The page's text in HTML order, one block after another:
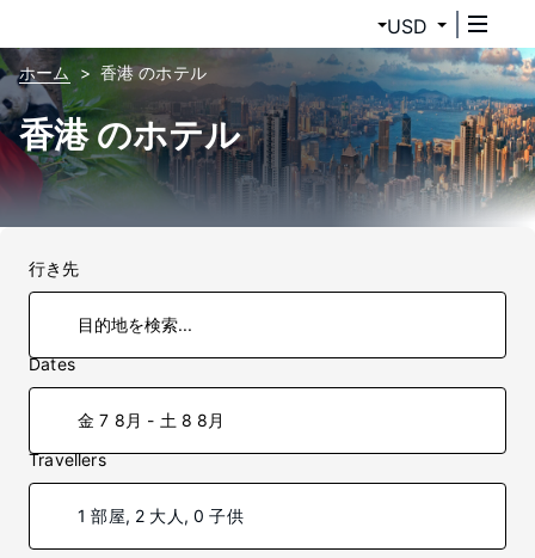
USD
ホーム 香港 のホテル
香港 のホテル
行き先
Dates
金 7 8月 - 土 8 8月
Travellers
1 部屋, 2 大人, 0 子供